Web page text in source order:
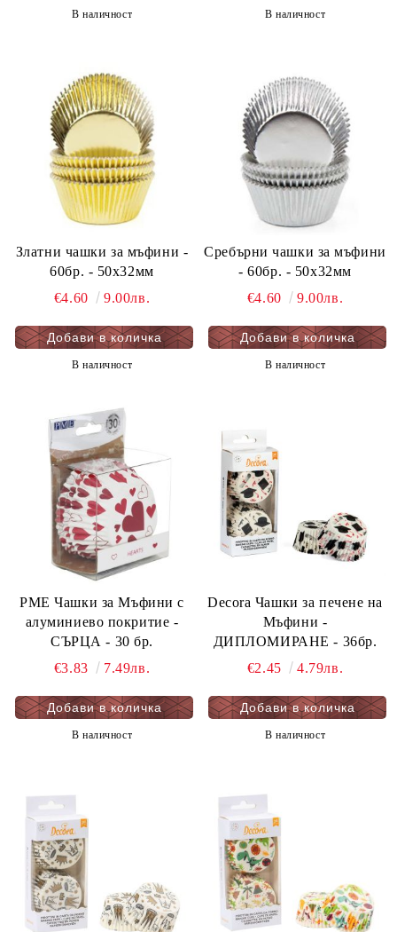
В наличност В наличност
Златни чашки за мъфини -
60бр. - 50х32мм
€4.60
9.00лв.
В наличност
Сребърни чашки за мъфини
- 60бр. - 50х32мм
€4.60
9.00лв.
В наличност
PME Чашки за Мъфини с
алуминиево покритие -
СЪРЦА - 30 бр.
€3.83
7.49лв.
В наличност
Decora Чашки за печене на
Мъфини -
ДИПЛОМИРАНЕ - 36бр.
€2.45
4.79лв.
В наличност